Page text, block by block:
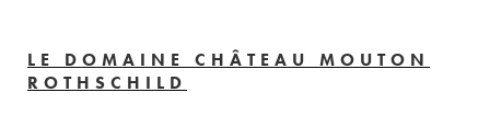
LE DOMAINE CHÂTEAU MOUTON
ROTHSCHILD